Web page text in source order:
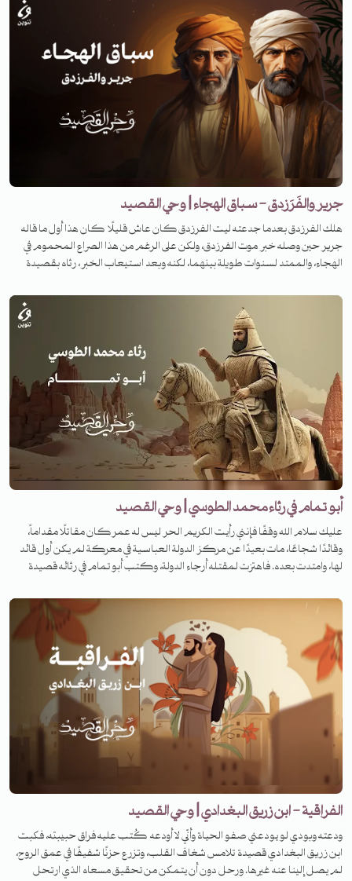
جرير والفَرَزدق - سباق الهجاء | وحي القصيد
هلك الفرزدق بعدما جدعته ليت الفرزدق كان عاش قليلًا كان هذا أول ما قاله
جرير حين وصله خبر موت الفرزدق، ولكن على الرغم من هذا الصراع المحموم في
الهجاء، والممتد لسنوات طويلة بينهما، لكنه وبعد استيعاب الخبر، رثاه بقصيدة
بودكاست في برنامج وحي القصيد.
أبو تمام في رثاء محمد الطوسي | وحي القصيد
عليك سلام الله وقفًا فإنني رأيت الكريم الحر ليس له عمر كان مقاتلًا مقداماً،
وقائدًا شجاعًا، مات بعيدًا عن مركز الدولة العباسية في معركة لم يكن أول قائد
لها، وامتدت بعده. فاهتزت لمقتله أرجاء الدولة، وكتب أبو تمام في رثائه قصيدة
القصيدة؟ لمعرفة القصة تابعونا على منصات تنوين بودكاست في برنامج وحي
الفراقية - ابن زريق البغدادي | وحي القصيد
ودعته وبودي لو يودعني صفو الحياة وأنّي لا أودعه كُتب عليه فراق حبيبته، فكبت
ابن زريق البغدادي قصيدة تلامس شغاف القلب، وتزرع حزنًا شفيفًا في عمق الروح،
لم يصل إلينا عنه غيرها. ورحل دون أن يتمكن من تحقيق مسعاه الذي ارتحل